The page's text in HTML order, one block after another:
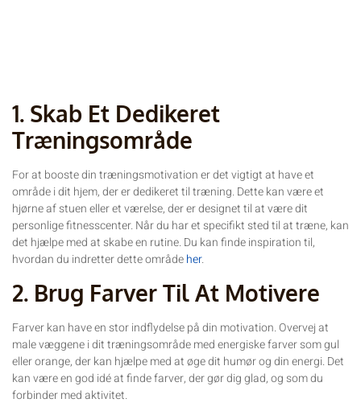
1. Skab Et Dedikeret
Træningsområde
For at booste din træningsmotivation er det vigtigt at have et
område i dit hjem, der er dedikeret til træning. Dette kan være et
hjørne af stuen eller et værelse, der er designet til at være dit
personlige fitnesscenter. Når du har et specifikt sted til at træne, kan
det hjælpe med at skabe en rutine. Du kan finde inspiration til,
hvordan du indretter dette områdeher.
2. Brug Farver Til At Motivere
Farver kan have en stor indflydelse på din motivation. Overvej at
male væggene i dit træningsområde med energiske farver som gul
eller orange, der kan hjælpe med at øge dit humør og din energi. Det
kan være en god idé at finde farver, der gør dig glad, og som du
forbinder med aktivitet.